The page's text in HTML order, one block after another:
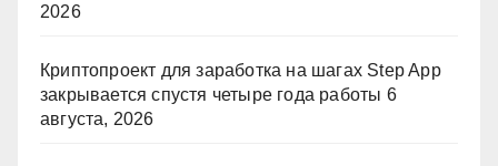
2026
Криптопроект для заработка на шагах Step App
закрывается спустя четыре года работы 6
августа, 2026